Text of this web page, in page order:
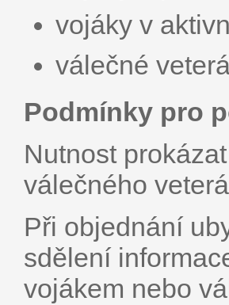
vojáky v
válečné
Podmínky pro
Nutnost
válečného
Při objednání
sdělení
vojákem nebo